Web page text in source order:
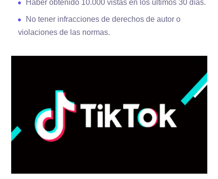
Haber obtenido 10.000 vistas en los últimos 30 días.
No tener infracciones de derechos de autor o
violaciones de las normas.